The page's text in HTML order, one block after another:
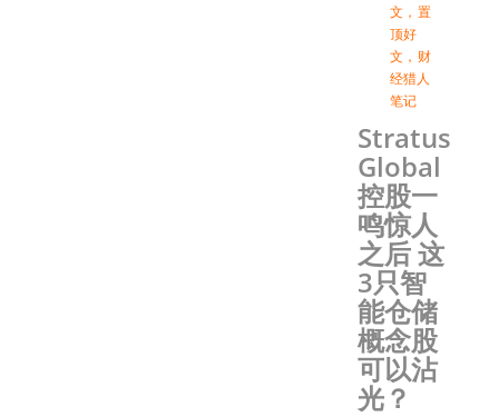
文 ， 置
顶好
文 ， 财
经猎人
笔记
Stratus
Global
控股一
鸣惊人
之后 这
3只智
能仓储
概念股
可以沾
光？